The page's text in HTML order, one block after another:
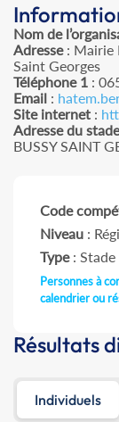
Nom de
Adresse: Mairie
Saint Georges
Téléphone 1 :
Email :
Site internet :
Adresse du stade
BUSSY SAINT
Code
Niveau :
Type:
Personnes à
calendrier ou
Résultats
Individuels